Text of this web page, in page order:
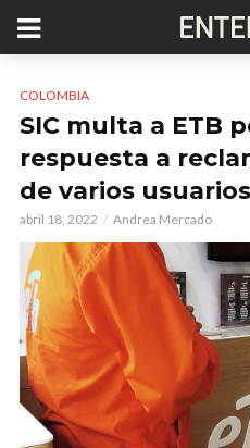
COLOMBIA
SIC multa a ETB
respuesta a
de varios usuarios
abril 18, 2022 Andrea Mercado